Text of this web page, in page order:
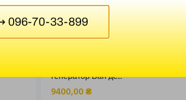
Високовольтні механічні джерела
(демонстраційні) Електростатичний
генератор Ван де...
9400,00₴
70-33-899